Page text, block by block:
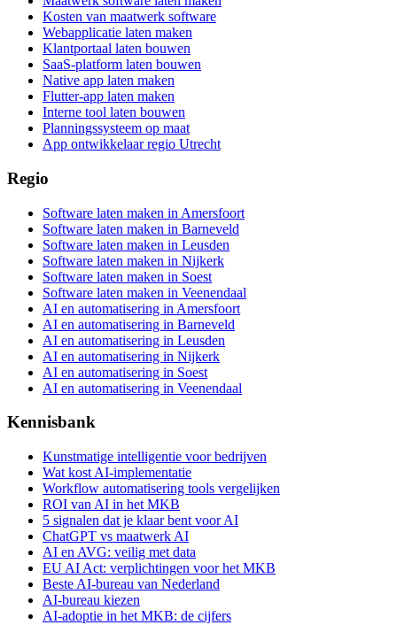
Kosten van maatwerk software
Webapplicatie laten maken
Klantportaal laten bouwen
SaaS-platform laten bouwen
Native app laten maken
Flutter-app laten maken
Interne tool laten bouwen
Planningssysteem op maat
App ontwikkelaar regio Utrecht
Regio
Software laten maken in Amersfoort
Software laten maken in Barneveld
Software laten maken in Leusden
Software laten maken in Nijkerk
Software laten maken in Soest
Software laten maken in Veenendaal
AI en automatisering in Amersfoort
AI en automatisering in Barneveld
AI en automatisering in Leusden
AI en automatisering in Nijkerk
AI en automatisering in Soest
AI en automatisering in Veenendaal
Kennisbank
Kunstmatige intelligentie voor bedrijven
Wat kost AI-implementatie
Workflow automatisering tools vergelijken
ROI van AI in het MKB
5 signalen dat je klaar bent voor AI
ChatGPT vs maatwerk AI
AI en AVG: veilig met data
EU AI Act: verplichtingen voor het MKB
Beste AI-bureau van Nederland
AI-bureau kiezen
AI-adoptie in het MKB: de cijfers